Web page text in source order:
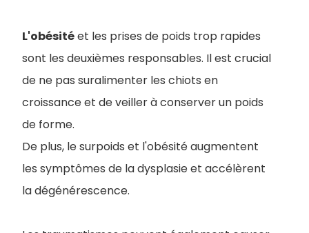
L'obésitéet les prises de poids trop rapides
sont les deuxièmes responsables. Il est crucial
de ne pas suralimenter les chiots en
croissance et de veiller à conserver un poids
de forme.
De plus, le surpoids et l'obésité augmentent
les symptômes de la dysplasie et accélèrent
la dégénérescence.